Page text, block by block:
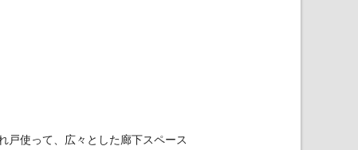
戸使って、広々とした廊下スペース